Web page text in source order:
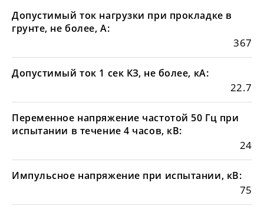
Допустимый ток нагрузки при прокладке в
грунте, не более, А:
367
Допустимый ток 1 сек КЗ, не более, кА:
22.7
Переменное напряжение частотой 50 Гц при
испытании в течение 4 часов, кВ:
24
Импульсное напряжение при испытании, кВ:
75